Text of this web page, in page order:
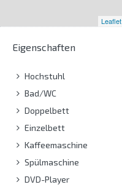
Leaflet
Eigenschaften
Hochstuhl
Bad/WC
Doppelbett
Einzelbett
Kaffeemaschine
Spülmaschine
DVD-Player